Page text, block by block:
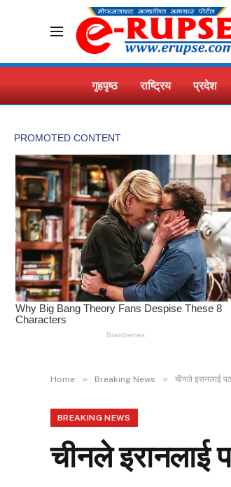
गृहपृष्ठ राष्ट्रिय प्रदेश
Home » Breaking News » चीनले इरानलाई
BREAKING NEWS
चीनले इरानलाई